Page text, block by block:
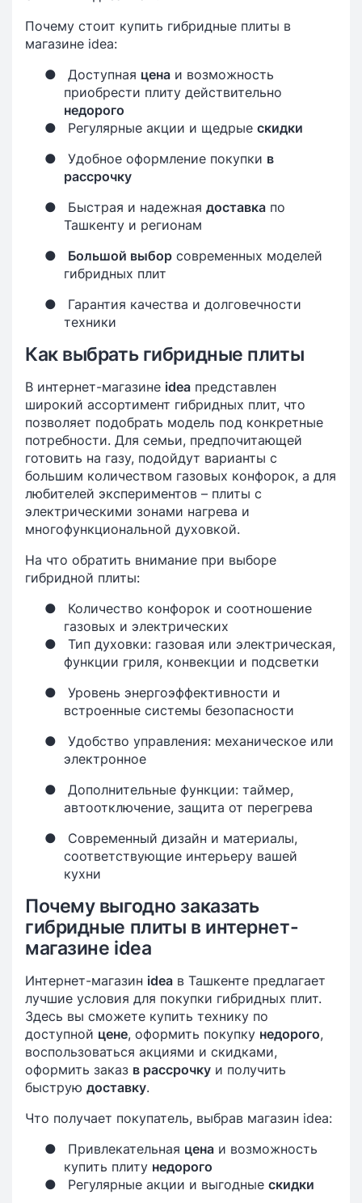
Почему стоит купить гибридные плиты в
магазине idea:
●
Доступная цена и возможность
приобрести плиту действительно
недорого
●
Регулярные акции и щедрые скидки
●
Удобное оформление покупки в
рассрочку
●
Быстрая и надежная доставка по
Ташкенту и регионам
●
Большой выбор современных моделей
гибридных плит
●
Гарантия качества и долговечности
техники
Как выбрать гибридные плиты
В интернет-магазине idea представлен
широкий ассортимент гибридных плит, что
позволяет подобрать модель под конкретные
потребности. Для семьи, предпочитающей
готовить на газу, подойдут варианты с
большим количеством газовых конфорок, а для
любителей экспериментов – плиты с
электрическими зонами нагрева и
многофункциональной духовкой.
На что обратить внимание при выборе
гибридной плиты:
●
Количество конфорок и соотношение
газовых и электрических
●
Тип духовки: газовая или электрическая,
функции гриля, конвекции и подсветки
●
Уровень энергоэффективности и
встроенные системы безопасности
●
Удобство управления: механическое или
электронное
●
Дополнительные функции: таймер,
автоотключение, защита от перегрева
●
Современный дизайн и материалы,
соответствующие интерьеру вашей
кухни
Почему выгодно заказать
гибридные плиты в интернет-
магазине idea
Интернет-магазин idea в Ташкенте предлагает
лучшие условия для покупки гибридных плит.
Здесь вы сможете купить технику по
доступной цене, оформить покупку недорого,
воспользоваться акциями и скидками,
оформить заказ в рассрочку и получить
быструю доставку.
Что получает покупатель, выбрав магазин idea:
●
Привлекательная цена и возможность
купить плиту недорого
●
Регулярные акции и выгодные скидки